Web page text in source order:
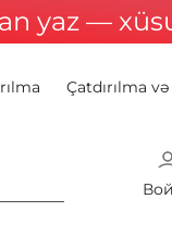
yaz —
Çatdırılma